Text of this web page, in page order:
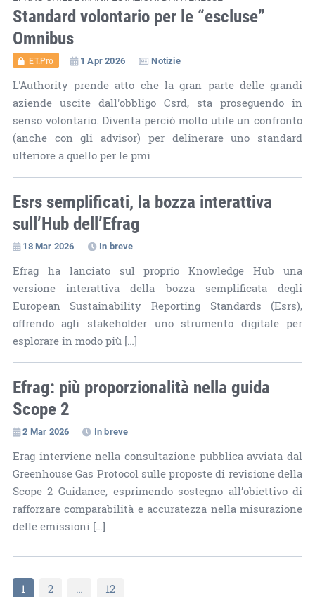
Standard volontario per le “escluse”
Omnibus
ET.Pro 1 Apr 2026 Notizie
L'Authority prende atto che la gran parte delle grandi
aziende uscite dall'obbligo Csrd, sta proseguendo in
senso volontario. Diventa perciò molto utile un confronto
(anche con gli advisor) per delinerare uno standard
ulteriore a quello per le pmi
Esrs semplificati, la bozza interattiva
sull’Hub dell’Efrag
18 Mar 2026 In breve
Efrag ha lanciato sul proprio Knowledge Hub una
versione interattiva della bozza semplificata degli
European Sustainability Reporting Standards (Esrs),
offrendo agli stakeholder uno strumento digitale per
esplorare in modo più […]
Efrag: più proporzionalità nella guida
Scope 2
2 Mar 2026 In breve
Erag interviene nella consultazione pubblica avviata dal
Greenhouse Gas Protocol sulle proposte di revisione della
Scope 2 Guidance, esprimendo sostegno all’obiettivo di
rafforzare comparabilità e accuratezza nella misurazione
delle emissioni […]
1 2 … 12